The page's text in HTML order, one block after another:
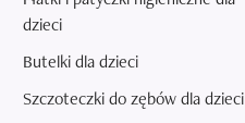
dzieci
Butelki dla dzieci
Szczoteczki do zębów dla dzieci